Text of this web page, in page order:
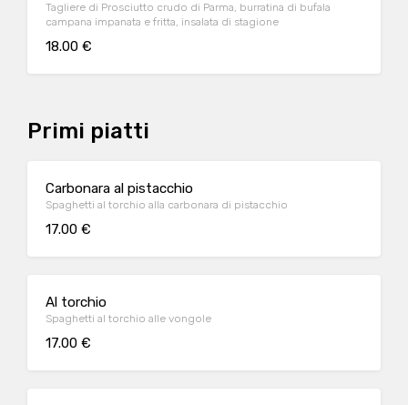
Tagliere di Prosciutto crudo di Parma, burratina di bufala
campana impanata e fritta, insalata di stagione
18.00 €
Primi piatti
Carbonara al pistacchio
Spaghetti al torchio alla carbonara di pistacchio
17.00 €
Al torchio
Spaghetti al torchio alle vongole
17.00 €